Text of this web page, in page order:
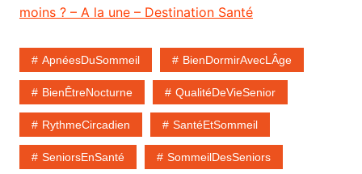
moins ? – A la une – Destination Santé
ApnéesDuSommeil BienDormirAvecLÂge
BienÊtreNocturne QualitéDeVieSenior
RythmeCircadien SantéEtSommeil
SeniorsEnSanté SommeilDesSeniors